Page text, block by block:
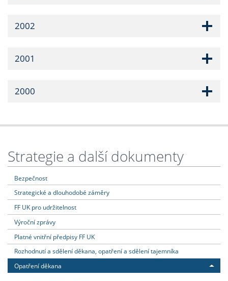
2002
2001
2000
Strategie a další dokumenty
Bezpečnost
Strategické a dlouhodobé záměry
FF UK pro udržitelnost
Výroční zprávy
Platné vnitřní předpisy FF UK
Rozhodnutí a sdělení děkana, opatření a sdělení tajemníka
Opatření děkana